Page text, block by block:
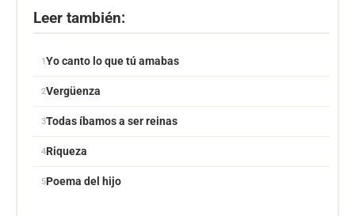
Leer también:
Yo canto lo que tú amabas
Vergüenza
Todas íbamos a ser reinas
Riqueza
Poema del hijo